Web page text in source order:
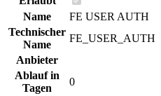
Name
FE USER AUTH
Technischer
Name
FE_USER_AUTH
Anbieter
Ablauf in
Tagen
0